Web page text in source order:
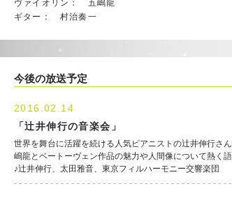
ヴァイオリン： 五嶋龍
ギター： 村治奏一
今後の放送予定
2016.02.14
「辻井伸行の音楽会」
世界を舞台に活躍を続ける人気ピアニストの辻井伸行さ
嶋龍とベートーヴェン作品の魅力や人間像について熱く語
♪辻井伸行、太田雅音、東京フィルハーモニー交響楽団